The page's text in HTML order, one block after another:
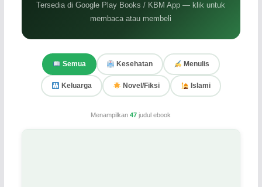
Tersedia di Google Play Books / KBM App — klik untuk
membaca atau membeli
Semua Kesehatan Menulis
Keluarga Novel/Fiksi Islami
Menampilkan47 judul ebook